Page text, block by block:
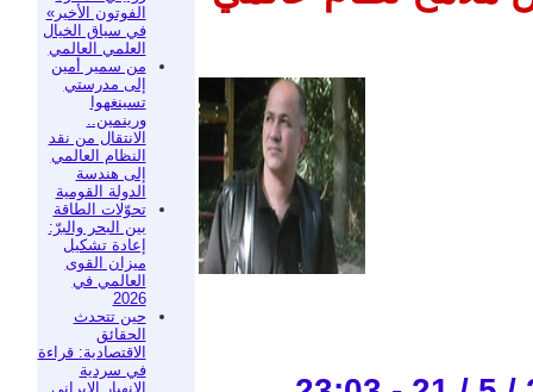
الفوتون الأخير»
في سياق الخيال
العلمي العالمي
من سمير أمين
إلى مدرستي
تسينغهوا
ورينمين..
الانتقال من نقد
النظام العالمي
إلى هندسة
الدولة القومية
تحوّلات الطاقة
بين البحر والبرّ:
إعادة تشكيل
ميزان القوى
العالمي في
2026
حين تتحدث
الحقائق
الاقتصادية: قراءة
في سردية
الانهيار الإيراني